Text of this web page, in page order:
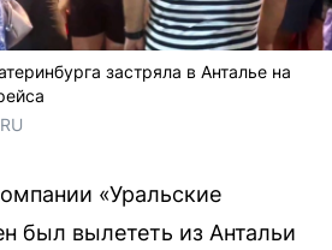
застряла в Анталье на
«Уральские
был вылететь из Антальи